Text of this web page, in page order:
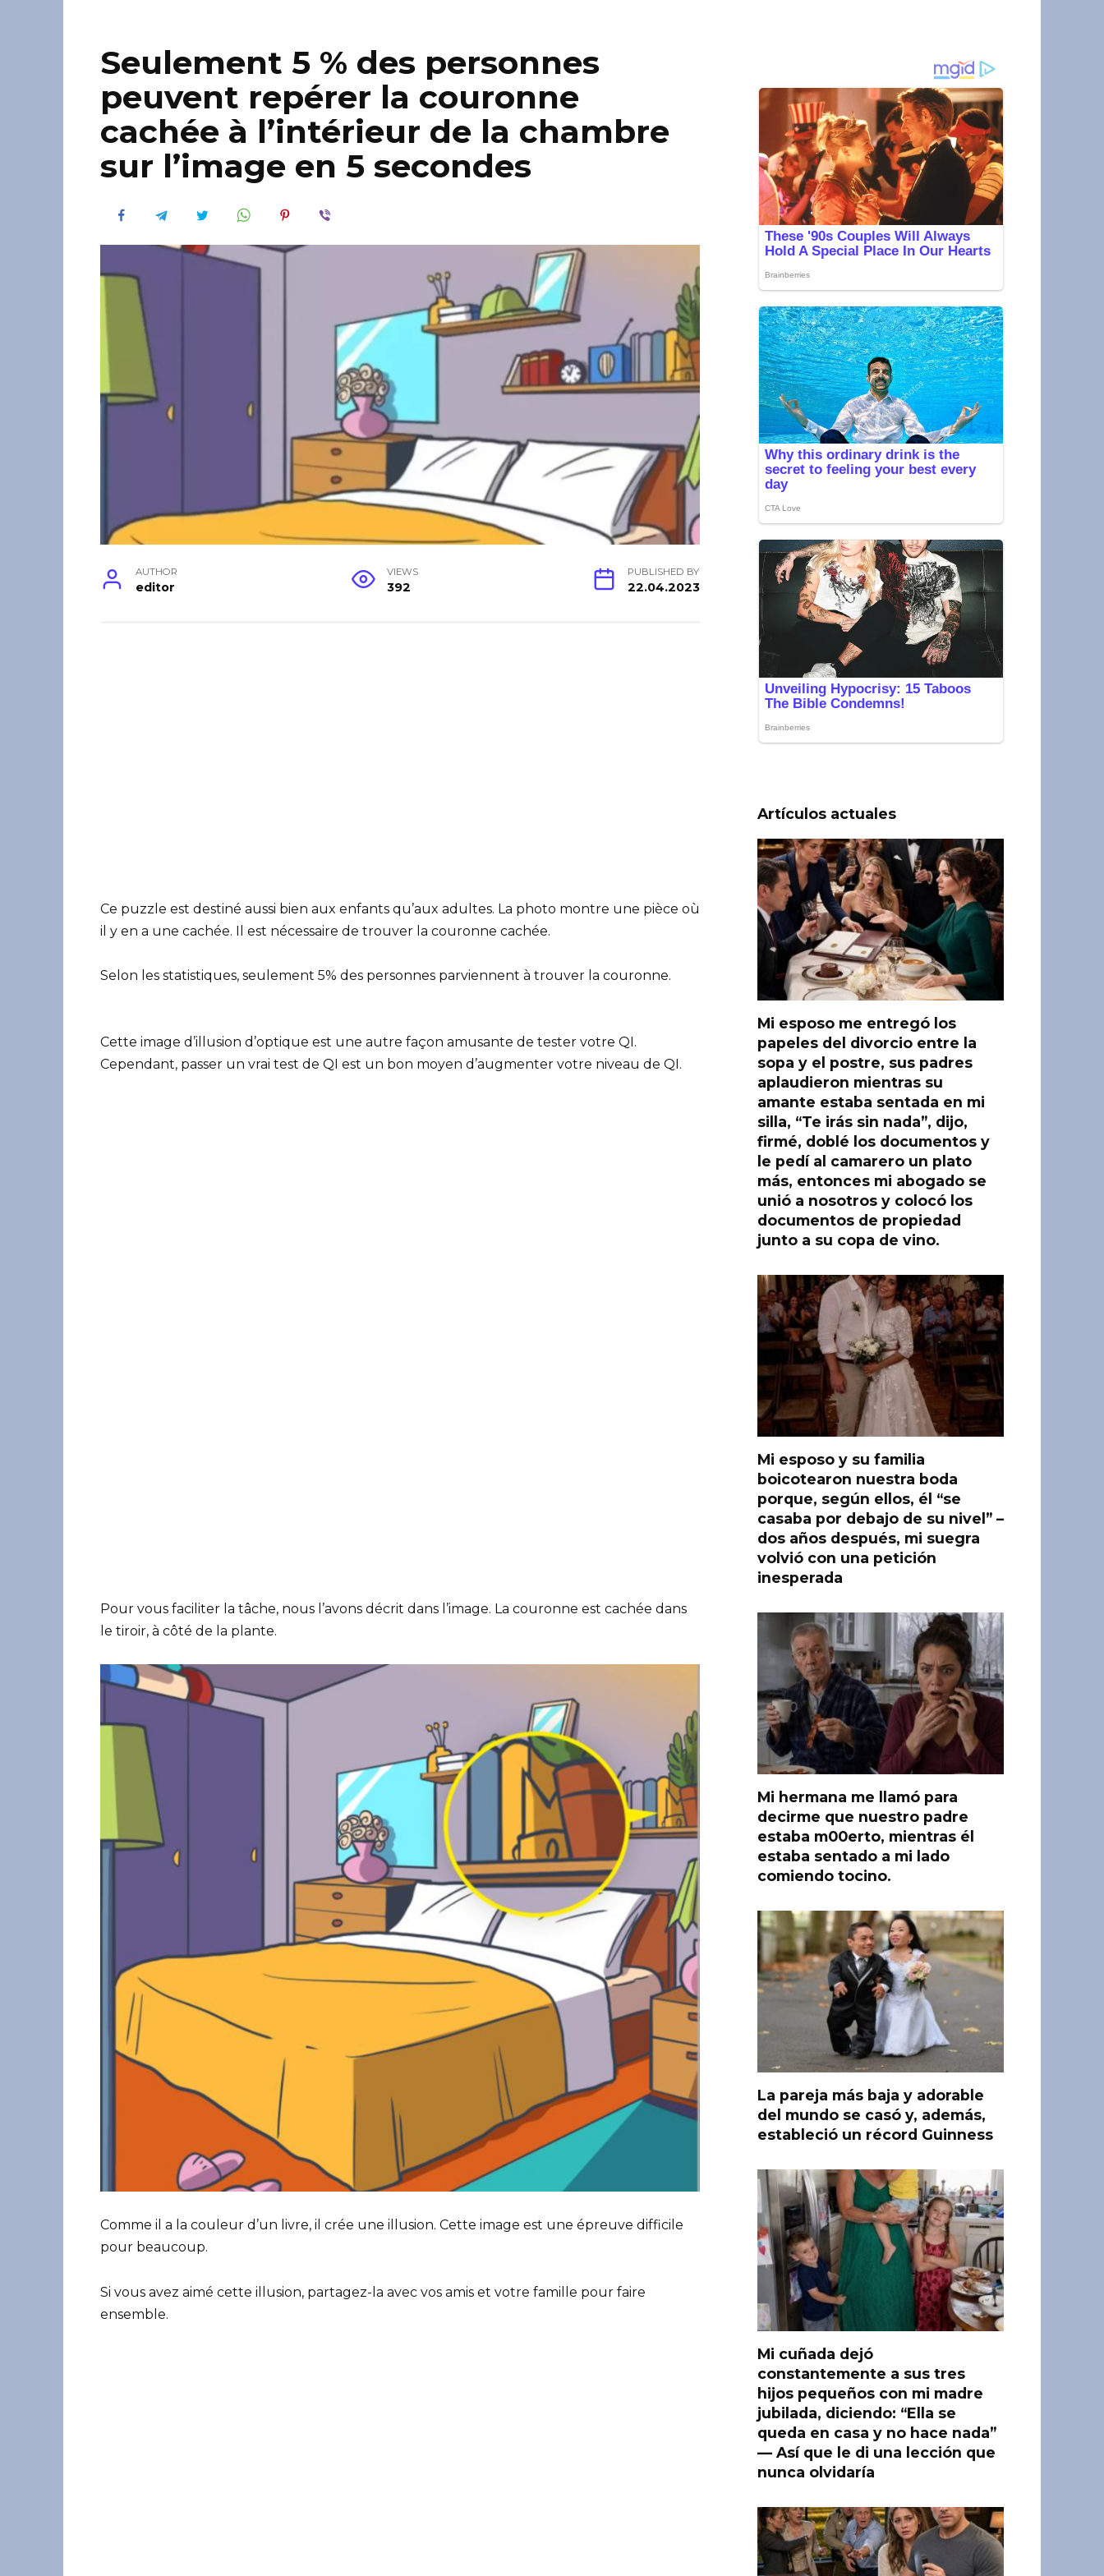
Seulement 5 % des personnes
peuvent repérer la couronne
cachée à l’intérieur de la chambre
sur l’image en 5 secondes
AUTHOR
editor
VIEWS
392
PUBLISHED BY
22.04.2023
Ce puzzle est destiné aussi bien aux enfants qu’aux adultes. La photo montre une pièce où
il y en a une cachée. Il est nécessaire de trouver la couronne cachée.
Selon les statistiques, seulement 5% des personnes parviennent à trouver la couronne.
Cette image d’illusion d’optique est une autre façon amusante de tester votre QI.
Cependant, passer un vrai test de QI est un bon moyen d’augmenter votre niveau de QI.
Pour vous faciliter la tâche, nous l’avons décrit dans l’image. La couronne est cachée dans
le tiroir, à côté de la plante.
Comme il a la couleur d’un livre, il crée une illusion. Cette image est une épreuve difficile
pour beaucoup.
Si vous avez aimé cette illusion, partagez-la avec vos amis et votre famille pour faire
ensemble.
Artículos actuales
Mi esposo me entregó los
papeles del divorcio entre la
sopa y el postre, sus padres
aplaudieron mientras su
amante estaba sentada en mi
silla, “Te irás sin nada”, dijo,
firmé, doblé los documentos y
le pedí al camarero un plato
más, entonces mi abogado se
unió a nosotros y colocó los
documentos de propiedad
junto a su copa de vino.
Mi esposo y su familia
boicotearon nuestra boda
porque, según ellos, él “se
casaba por debajo de su nivel” –
dos años después, mi suegra
volvió con una petición
inesperada
Mi hermana me llamó para
decirme que nuestro padre
estaba m00erto, mientras él
estaba sentado a mi lado
comiendo tocino.
La pareja más baja y adorable
del mundo se casó y, además,
estableció un récord Guinness
Mi cuñada dejó
constantemente a sus tres
hijos pequeños con mi madre
jubilada, diciendo: “Ella se
queda en casa y no hace nada”
— Así que le di una lección que
nunca olvidaría